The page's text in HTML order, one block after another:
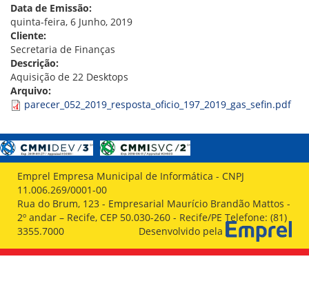
CONSELHOS
LOCALIZAÇÃO
GESTORES
GOVERNANÇA
NOTÍCIAS
COMPRAS
COMISSÕES
LICITAÇÕES
REGULAMENTO INTERNO DE LICITAÇÕES E
CONTRATO
GESTÃO DE PESSOAS
COLABORADORES
Data de Emissão:
quinta-feira, 6 Junho, 2019
Cliente:
Secretaria de Finanças
Descrição:
Aquisição de 22 Desktops
Arquivo:
parecer_052_2019_resposta_oficio_197_2019_gas_sefin.pdf
Emprel Empresa Municipal de Informática - CNPJ
11.006.269/0001-00
Rua do Brum, 123 - Empresarial Maurício Brandão Mattos -
2º andar – Recife, CEP 50.030-260 - Recife/PE Telefone: (81)
3355.7000
Desenvolvido pela